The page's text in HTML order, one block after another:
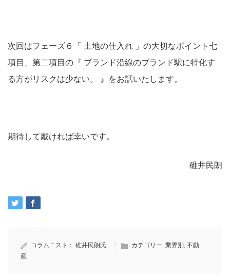
次回はフェーズ６「 土地の仕入れ 」の大切なポイント七
項目、第二項目の『 ブランド沿線のブランド駅に特化す
る方がリスクは少ない。 』をお話いたします。
期待して戴ければ幸いです。
碓井民朗
コラムニスト： 碓井民朗氏 カテゴリー: 業界別 , 不動
産